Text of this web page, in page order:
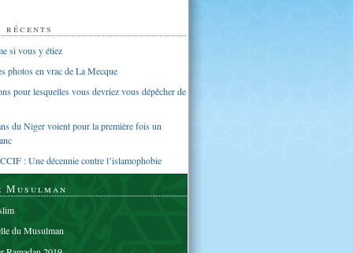
si vous y étiez
photos en vrac de La Mecque
pour lesquelles vous devriez vous dépêcher de
du Niger voient pour la première fois un
: Une décennie contre l’islamophobie
Musulman
du Musulman